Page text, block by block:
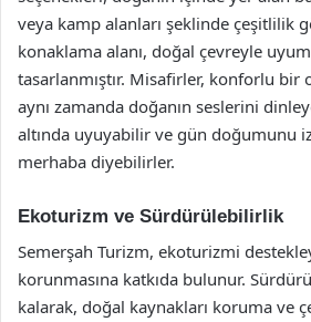
veya kamp alanları şeklinde çeşitlilik
konaklama alanı, doğal çevreyle
tasarlanmıştır. Misafirler, konforlu
aynı zamanda doğanın seslerini
altında uyuyabilir ve gün doğumunu
merhaba diyebilirler.
Ekoturizm ve Sürdürülebilirlik
Semerşah Turizm, ekoturizmi
korunmasına katkıda bulunur.
kalarak, doğal kaynakları koruma ve